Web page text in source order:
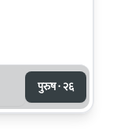
पुरुष · २६